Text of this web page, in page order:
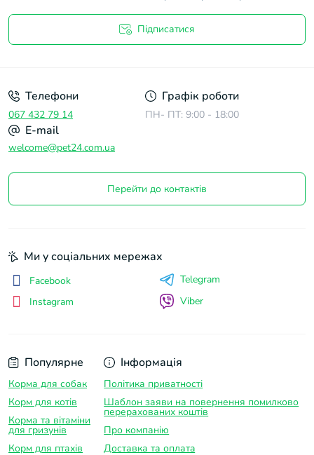
Підписатися
Телефони
067 432 79 14
Графік роботи
ПН- ПТ: 9:00 - 18:00
E-mail
welcome@pet24.com.ua
Перейти до контактів
Популярне
Корма для собак
Корм для котів
Корма та вітаміни
для гризунів
Корм для птахів
Інформація
Політика приватності
Шаблон заяви на повернення помилково
перерахованих коштів
Про компанію
Доставка та оплатa
Ми у соціальних мережах
Facebook
Instagram
Telegram
Viber